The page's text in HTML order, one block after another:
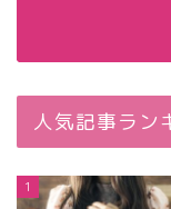
人気記事ラン
1